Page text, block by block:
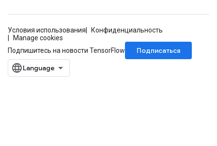
Условия использования
Конфиденциальность
Manage cookies
Подпишитесь на новости TensorFlow
Подписаться